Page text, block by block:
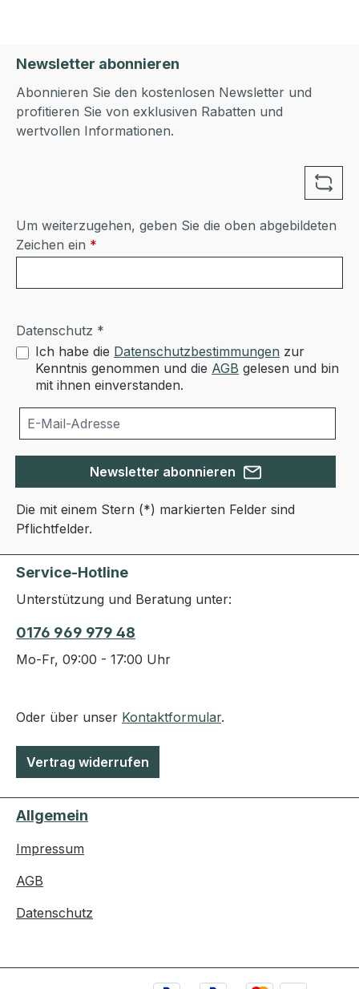
Newsletter abonnieren
Abonnieren Sie den kostenlosen Newsletter und
profitieren Sie von exklusiven Rabatten und
wertvollen Informationen.
Um weiterzugehen, geben Sie die oben abgebildeten
Zeichen ein *
Datenschutz *
Ich habe die Datenschutzbestimmungen zur
Kenntnis genommen und die AGB gelesen und bin
mit ihnen einverstanden.
Newsletter abonnieren
Die mit einem Stern (*) markierten Felder sind
Pflichtfelder.
Service-Hotline
Unterstützung und Beratung unter:
0176 969 979 48
Mo-Fr, 09:00 - 17:00 Uhr
Oder über unser Kontaktformular.
Vertrag widerrufen
Allgemein
Impressum
AGB
Datenschutz